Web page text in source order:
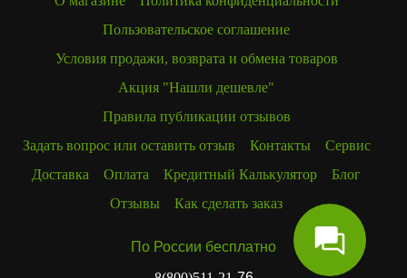
Пользовательское соглашение
Условия продажи, возврата и обмена товаров
Акция "Нашли дешевле"
Правила публикации отзывов
Задать вопрос или оставить отзыв
Контакты
Сервис
Доставка
Оплата Кредитный Калькулятор
Блог
Отзывы
Как сделать заказ
По России бесплатно